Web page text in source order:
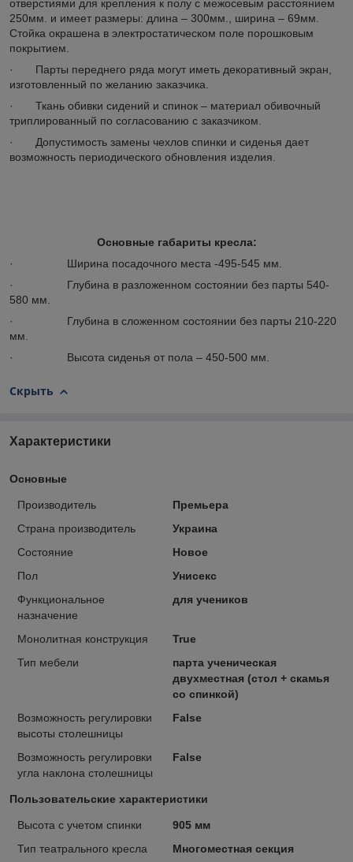
отверстиями для крепления к полу с межосевым расстоянием
250мм. и имеет размеры: длина – 300мм., ширина – 69мм.
Стойка окрашена в электростатическом поле порошковым
покрытием.
· Парты переднего ряда могут иметь декоративный экран,
изготовленный по желанию заказчика.
· Ткань обивки сидений и спинок – материал обивочный
триплированный по согласованию с заказчиком.
· Допустимость замены чехлов спинки и сиденья дает
возможность периодического обновления изделия.
Основные габариты кресла:
· Ширина посадочного места -495-545 мм.
· Глубина в разложенном состоянии без парты 540-
580 мм.
· Глубина в сложенном состоянии без парты 210-220
мм.
· Высота сиденья от пола – 450-500 мм.
Скрыть
Характеристики
Основные
Производитель
Премьера
Страна производитель
Украина
Состояние
Новое
Пол
Унисекс
Функциональное
назначение
для учеников
Монолитная конструкция
True
Тип мебели
парта ученическая
двухместная (стол + скамья
со спинкой)
Возможность регулировки
высоты столешницы
False
Возможность регулировки
угла наклона столешницы
False
Пользовательские характеристики
Высота с учетом спинки
905 мм
Тип театрального кресла
Многоместная секция